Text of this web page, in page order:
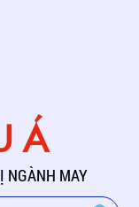
Á
NGÀNH MAY